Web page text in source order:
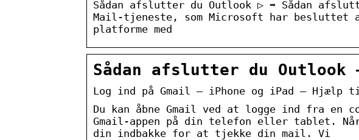
Sådan afslutter du Outlook ▷ ➡️ Sådan
Mail-tjeneste, som Microsoft har
platforme med
Sådan afslutter du Outlook
Log ind på Gmail – iPhone og iPad – Hjælp
Du kan åbne Gmail ved at logge ind fra
Gmail-appen på din telefon eller tablet.
din indbakke for at tjekke din mail. Vi